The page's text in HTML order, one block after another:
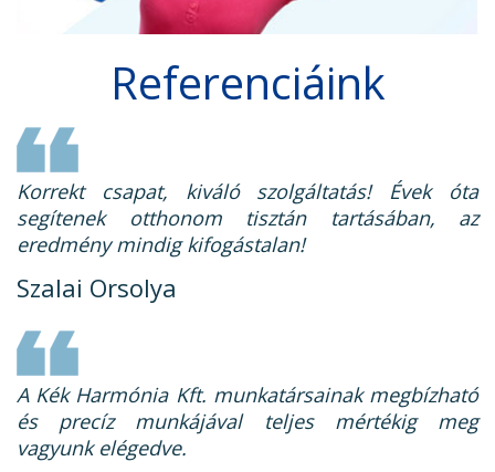
Referenciáink
Korrekt csapat, kiváló szolgáltatás! Évek óta
segítenek otthonom tisztán tartásában, az
eredmény mindig kifogástalan!
Szalai Orsolya
A Kék Harmónia Kft. munkatársainak megbízható
és precíz munkájával teljes mértékig meg
vagyunk elégedve.